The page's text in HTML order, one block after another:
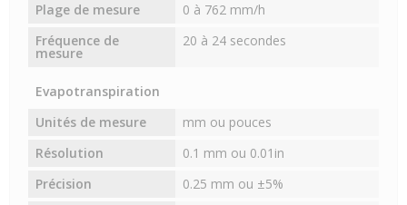
Plage de mesure
0 à 762 mm/h
Fréquence de
mesure
20 à 24 secondes
Evapotranspiration
Unités de mesure
mm ou pouces
Résolution
0.1 mm ou 0.01in
Précision
0.25 mm ou ±5%